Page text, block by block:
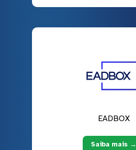
EADBOX
Saiba mais →